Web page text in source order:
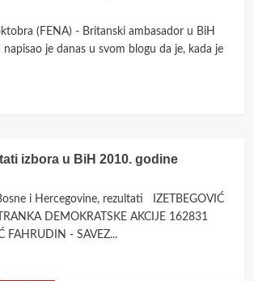
(FENA) - Britanski ambasador u BiH
napisao je danas u svom blogu da je, kada je
izbora u BiH 2010. godine
i Hercegovine, rezultati IZETBEGOVIĆ
DEMOKRATSKE AKCIJE 162831
FAHRUDIN - SAVEZ...